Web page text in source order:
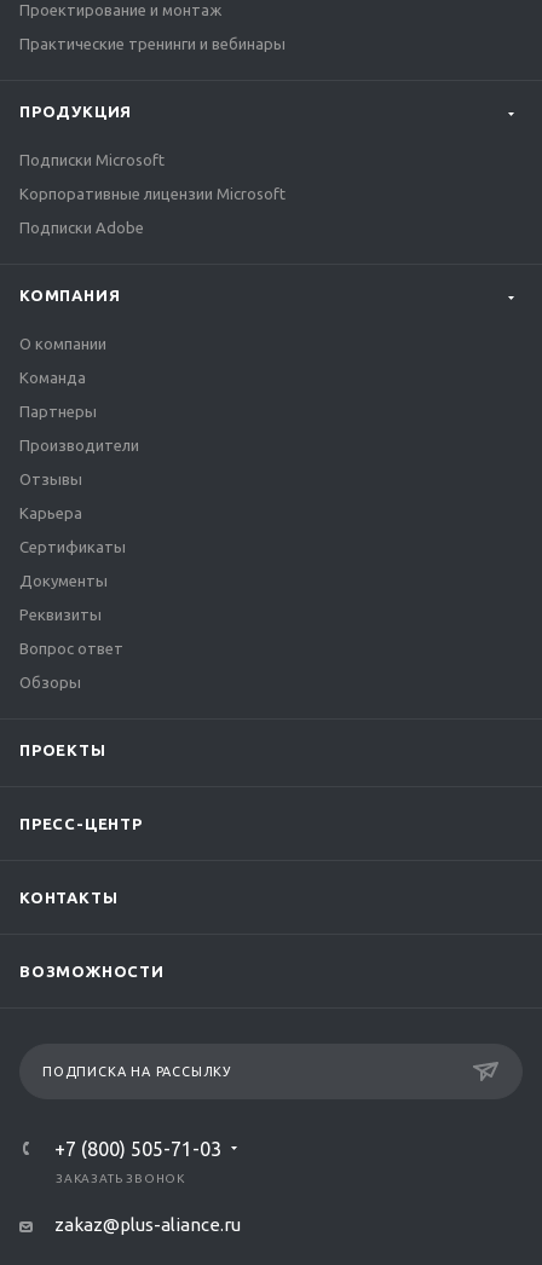
Проектирование и монтаж
Практические тренинги и вебинары
ПРОДУКЦИЯ
Подписки Microsoft
Корпоративные лицензии Microsoft
Подписки Adobe
КОМПАНИЯ
О компании
Команда
Партнеры
Производители
Отзывы
Карьера
Сертификаты
Документы
Реквизиты
Вопрос ответ
Обзоры
ПРОЕКТЫ
ПРЕСС-ЦЕНТР
КОНТАКТЫ
ВОЗМОЖНОСТИ
ПОДПИСКА НА РАССЫЛКУ
+7 (800) 505-71-03
ЗАКАЗАТЬ ЗВОНОК
zakaz@plus-aliance.ru